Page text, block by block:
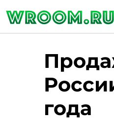
года